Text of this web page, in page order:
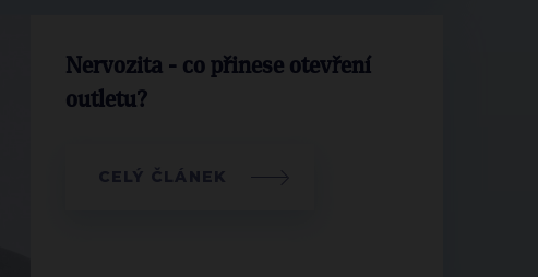
Nervozita - co přinese otevření
outletu?
CELÝ ČLÁNEK